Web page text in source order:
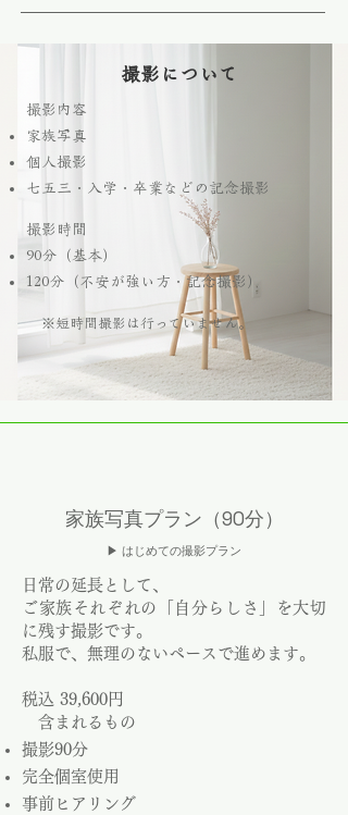
撮影について
撮影内容
家族写真
個人撮影
七五三・入学・卒業などの記念撮影
撮影時間
90分（基本）
120分（不安が強い方・記念撮影）
※短時間撮影は行っていません。
家族写真プラン（90分）
▶ はじめての撮影プラン
日常の延長として、
ご家族それぞれの「自分らしさ」を大切
に残す撮影です。
私服で、無理のないペースで進めます。
税込 39,600円
含まれるもの
撮影90分
完全個室使用
事前ヒアリング